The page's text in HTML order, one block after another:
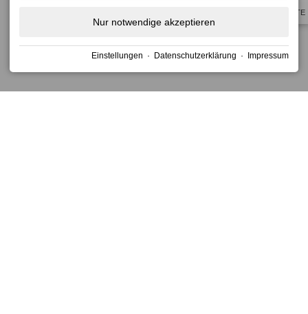
ANGEBOTE
dates.
Nur notwendige akzeptieren
Einstellungen · Datenschutzerklärung · Impressum